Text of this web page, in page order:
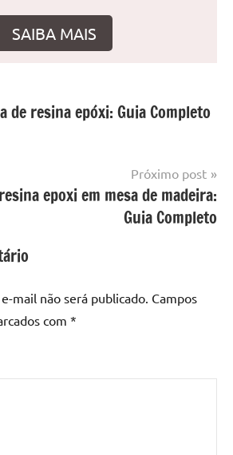
SAIBA MAIS
de resina epóxi: Guia Completo
Próximo post
epoxi em mesa de madeira:
Guia Completo
mail não será publicado. Campos
com *